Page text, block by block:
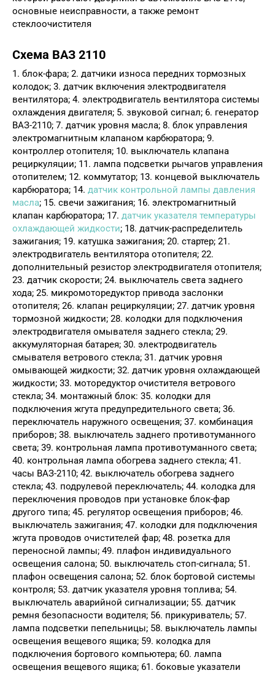
основные неисправности, а также ремонт
стеклоочистителя
Схема ВАЗ 2110
1. блок-фара; 2. датчики износа передних тормозных
колодок; 3. датчик включения электродвигателя
вентилятора; 4. электродвигатель вентилятора системы
охлаждения двигателя; 5. звуковой сигнал; 6. генератор
ВАЗ-2110; 7. датчик уровня масла; 8. блок управления
электромагнитным клапаном карбюратора; 9.
контроллер отопителя; 10. выключатель клапана
рециркуляции; 11. лампа подсветки рычагов управления
отопителем; 12. коммутатор; 13. концевой выключатель
карбюратора; 14. датчик контрольной лампы давления
масла; 15. свечи зажигания; 16. электромагнитный
клапан карбюратора; 17. датчик указателя температуры
охлаждающей жидкости; 18. датчик-распределитель
зажигания; 19. катушка зажигания; 20. стартер; 21.
электродвигатель вентилятора отопителя; 22.
дополнительный резистор электродвигателя отопителя;
23. датчик скорости; 24. выключатель света заднего
хода; 25. микромоторедуктор привода заслонки
отопителя; 26. клапан рециркуляции; 27. датчик уровня
тормозной жидкости; 28. колодки для подключения
электродвигателя омывателя заднего стекла; 29.
аккумуляторная батарея; 30. электродвигатель
смывателя ветрового стекла; 31. датчик уровня
омывающей жидкости; 32. датчик уровня охлаждающей
жидкости; 33. моторедуктор очистителя ветрового
стекла; 34. монтажный блок: 35. колодки для
подключения жгута предупредительного света; 36.
переключатель наружного освещения; 37. комбинация
приборов; 38. выключатель заднего противотуманного
света; 39. контрольная лампа противотуманного света;
40. контрольная лампа обогрева заднего стекла; 41.
часы ВАЗ-2110; 42. выключатель обогрева заднего
стекла; 43. подрулевой переключатель; 44. колодка для
переключения проводов при установке блок-фар
другого типа; 45. регулятор освещения приборов; 46.
выключатель зажигания; 47. колодки для подключения
жгута проводов очистителей фар; 48. розетка для
переносной лампы; 49. плафон индивидуального
освещения салона; 50. выключатель стоп-сигнала; 51.
плафон освещения салона; 52. блок бортовой системы
контроля; 53. датчик указателя уровня топлива; 54.
выключатель аварийной сигнализации; 55. датчик
ремня безопасности водителя; 56. прикуриватель; 57.
лампа подсветки пепельницы; 58. выключатель лампы
освещения вещевого ящика; 59. колодка для
подключения бортового компьютера; 60. лампа
освещения вещевого ящика; 61. боковые указатели